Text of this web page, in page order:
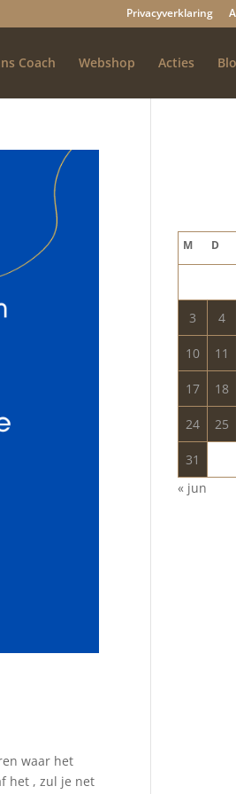
Privacyverklaring
Coach Webshop Acties
waar het
het , zul je net
M D
3 4
10 11
17 18
24 25
31
« jun